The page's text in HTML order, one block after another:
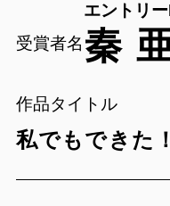
受賞者名
エントリ
秦
作品タイトル
私でもできた